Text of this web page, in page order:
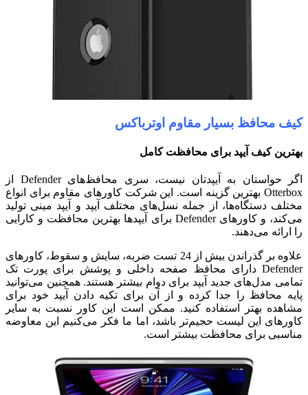
کیف محافظ بسیار مقاوم اوترباکس
بهترین کیف آیپد برای محافظت کامل
اگر حواستان به آیپدتان نیست، سری محافظ‌های Defender از
Otterbox بهترین گزینه است. این شرکت کاورهای مقاوم برای انواع
مختلف دستگاه‌ها، از جمله نسل‌های مختلف آیپد و آیپد مینی تولید
می‌کند، و کاورهای Defender برای آیپدها بهترین محافظت و کارایی
را ارائه می‌دهند.
علاوه بر گذراندن بیش از 24 تست ضربه، سایش و سقوط، کاورهای
Defender دارای محافظ صفحه داخلی و پوشش برای پورت تک
تمامی مدل‌های جدید آیپد برای دوام بیشتر هستند. همچنین می‌توانید
پایه محافظ را جدا کرده و از آن برای تکیه دادن آیپد خود برای
مشاهده بهتر استفاده کنید. ممکن است این کاور نسبت به سایر
کاورهای این لیست حجیم‌تر باشد، اما ما فکر می‌کنیم این معاوضه
مناسبی برای محافظت بیشتر است.